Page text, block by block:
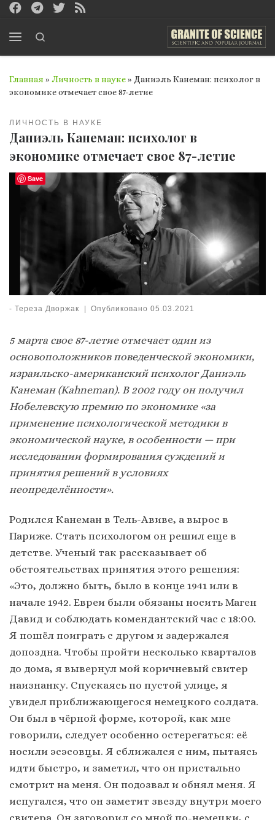
Перейти к содержимому
Главная » Личность в науке» Даниэль Канеман: психолог в
экономике отмечает свое 87-летие
ЛИЧНОСТЬ В НАУКЕ
Даниэль Канеман: психолог в
экономике отмечает свое 87-летие
- Тереза Дворжак | Опубликовано05.03.2021
5 марта свое 87-летие отмечает один из
основоположников поведенческой экономики,
израильско-американский психолог Даниэль
Канеман (Kahneman). В 2002 году он получил
Нобелевскую премию по экономике «за
применение психологической методики в
экономической науке, в особенности — при
исследовании формирования суждений и
принятия решений в условиях
неопределённости».
Родился Канеман в Тель-Авиве, а вырос в
Париже. Стать психологом он решил еще в
детстве. Ученый так рассказывает об
обстоятельствах принятия этого решения:
«Это, должно быть, было в конце 1941 или в
начале 1942. Евреи были обязаны носить Маген
Давид и соблюдать комендантский час с 18:00.
Я пошёл поиграть с другом и задержался
допоздна. Чтобы пройти несколько кварталов
до дома, я вывернул мой коричневый свитер
наизнанку. Спускаясь по пустой улице, я
увидел приближающегося немецкого солдата.
Он был в чёрной форме, которой, как мне
говорили, следует особенно остерегаться: её
носили эсэсовцы. Я сближался с ним, пытаясь
идти быстро, и заметил, что он пристально
смотрит на меня. Он подозвал и обнял меня. Я
испугался, что он заметит звезду внутри моего
Save